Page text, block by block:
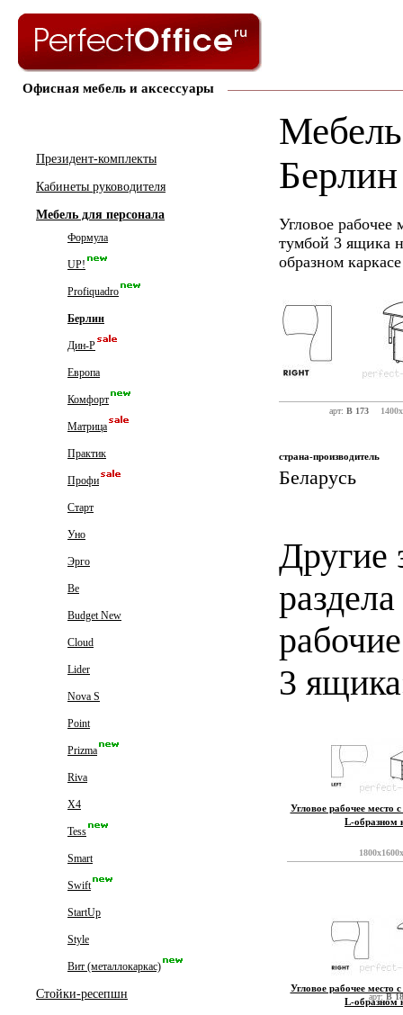
Офисная мебель и аксессуары
Президент-комплекты
Кабинеты руководителя
Мебель для персонала
Формула
UP!
Profiquadro
Берлин
Дин-Р
Европа
Комфорт
Матрица
Практик
Профи
Старт
Уно
Эрго
Be
Budget New
Cloud
Lider
Nova S
Point
Prizma
Riva
X4
Tess
Smart
Swift
StartUp
Style
Вит (металлокаркас)
Стойки-ресепшн
Берлин
Угловое рабочее
тумбой 3 ящика
образном каркасе
арт: B 173
страна-производитель
Беларусь
Другие
3
Угловое рабочее место
L-образном
арт:B
Угловое рабочее место
L-образном